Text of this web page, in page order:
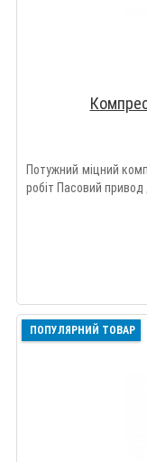
Потужний міцний
робіт Пасовий привод
ПОПУЛЯРНИЙ ТОВАР